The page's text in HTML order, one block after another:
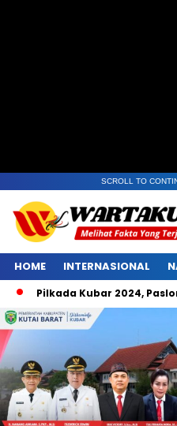
SCROLL TO
HOME INTERNASIONAL
Pilkada Kubar 2024, Paslon